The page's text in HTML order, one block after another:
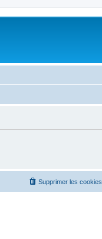
Supprimer les cookies